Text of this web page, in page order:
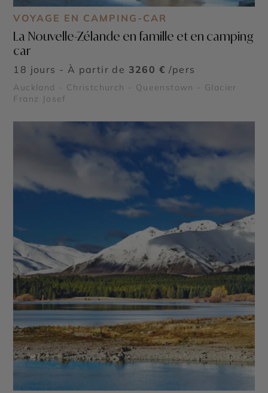
VOYAGE EN CAMPING-CAR
La Nouvelle-Zélande en famille et en camping
car
18 jours - À partir de 3260 € /pers
Auckland - Christchurch - Queenstown - Glacier
Franz Josef